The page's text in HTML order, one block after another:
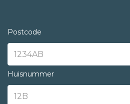
Postcode
Huisnummer